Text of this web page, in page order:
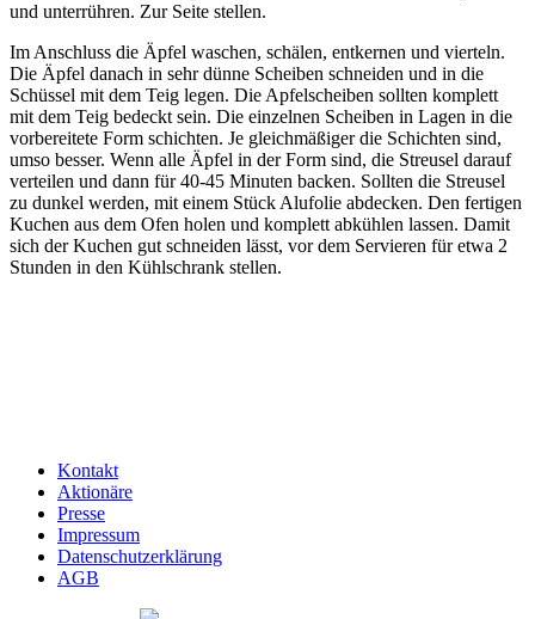
und unterrühren. Zur Seite stellen.
Im Anschluss die Äpfel waschen, schälen, entkernen und vierteln.
Die Äpfel danach in sehr dünne Scheiben schneiden und in die
Schüssel mit dem Teig legen. Die Apfelscheiben sollten komplett
mit dem Teig bedeckt sein. Die einzelnen Scheiben in Lagen in die
vorbereitete Form schichten. Je gleichmäßiger die Schichten sind,
umso besser. Wenn alle Äpfel in der Form sind, die Streusel darauf
verteilen und dann für 40-45 Minuten backen. Sollten die Streusel
zu dunkel werden, mit einem Stück Alufolie abdecken. Den fertigen
Kuchen aus dem Ofen holen und komplett abkühlen lassen. Damit
sich der Kuchen gut schneiden lässt, vor dem Servieren für etwa 2
Stunden in den Kühlschrank stellen.
Kontakt
Aktionäre
Presse
Impressum
Datenschutzerklärung
AGB